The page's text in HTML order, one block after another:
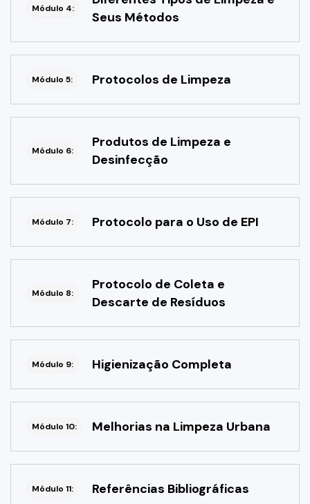
Módulo 4:
Seus Métodos
Módulo 5: Protocolos de Limpeza
Módulo 6:
Produtos de Limpeza e
Desinfecção
Módulo 7: Protocolo para o Uso de EPI
Módulo 8:
Protocolo de Coleta e
Descarte de Resíduos
Módulo 9: Higienização Completa
Módulo 10: Melhorias na Limpeza Urbana
Módulo 11: Referências Bibliográficas